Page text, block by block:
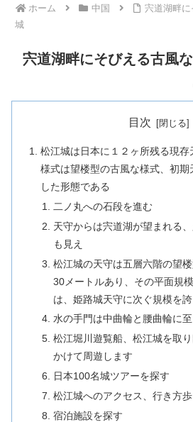
ホーム 中国
宍道湖畔
城
宍道湖畔にそびえる古風
目次
松江城は日本に１２ヶ所残る現
様式は望楼型の古風な様式、初期
した形態である
二ノ丸への石段を進む
天守からは宍道湖が望まれる
も見え
松江城の天守は五層六階の望
30メートルあり、その平面規
は、姫路城天守に次ぐ規模を誇
水の手門は中曲輪と腰曲輪に
松江堀川遊覧船、松江城を取
かけて周遊します
日本100名城ツアーを探す
松江城へのアクセス、行き方
宿泊施設を探す